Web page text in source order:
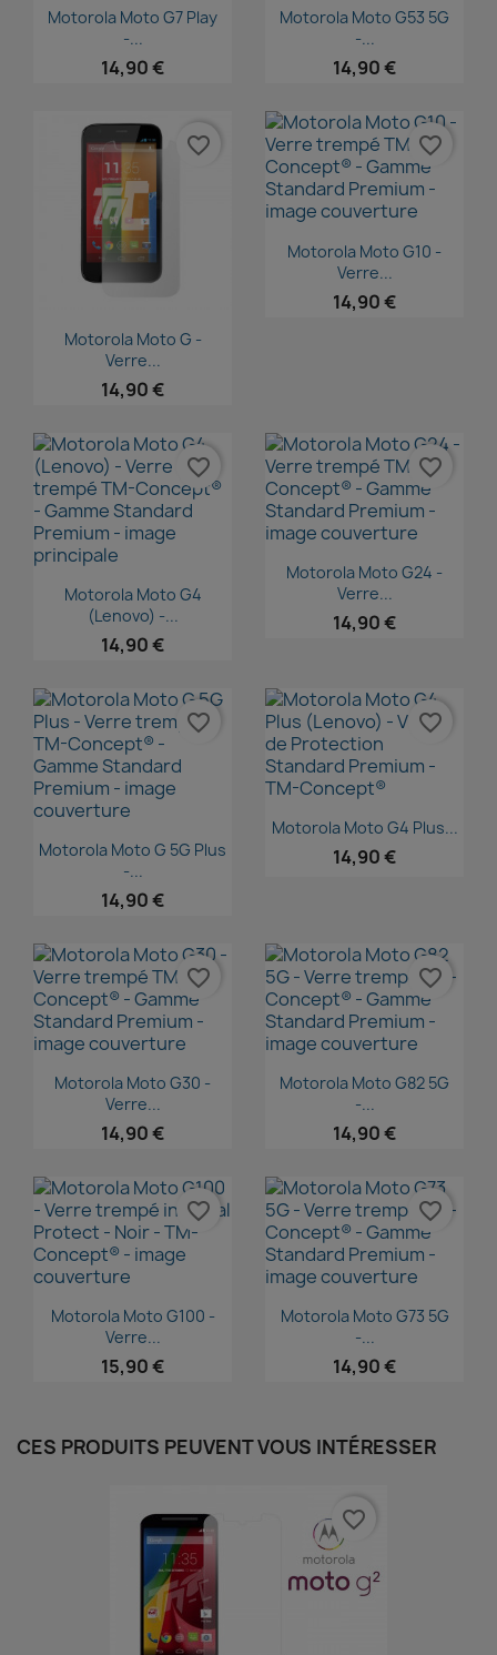
Aperçu rapide
Motorola Moto G7 Play
-...
14,90 €
Aperçu rapide
Motorola Moto G53 5G
-...
14,90 €
Aperçu rapide
Motorola Moto G -
Verre...
14,90 €
favorite_border
Aperçu rapide
Motorola Moto G10 -
Verre...
14,90 €
favorite_border
Aperçu rapide
Motorola Moto G4
(Lenovo) -...
14,90 €
favorite_border
Aperçu rapide
Motorola Moto G24 -
Verre...
14,90 €
favorite_border
Aperçu rapide
Motorola Moto G 5G Plus
-...
14,90 €
favorite_border
Aperçu rapide
Motorola Moto G4 Plus...
14,90 €
favorite_border
Aperçu rapide
Motorola Moto G30 -
Verre...
14,90 €
favorite_border
Aperçu rapide
Motorola Moto G82 5G
-...
14,90 €
favorite_border
Aperçu rapide
Motorola Moto G100 -
Verre...
15,90 €
favorite_border
Aperçu rapide
Motorola Moto G73 5G
-...
14,90 €
favorite_border
CES PRODUITS PEUVENT VOUS INTÉRESSER
favorite_border